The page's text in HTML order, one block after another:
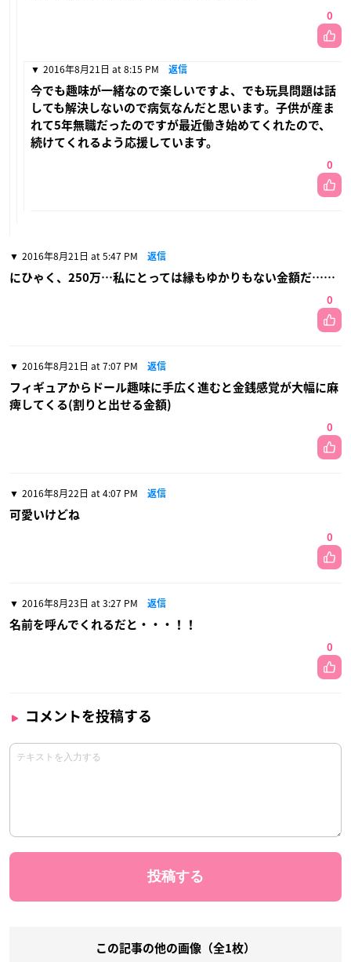
0
2016年8月21日 at 8:15 PM 返信
今でも趣味が一緒なので楽しいですよ、でも玩具問題は話
しても解決しないので病気なんだと思います。子供が産ま
れて5年無職だったのですが最近働き始めてくれたので、
続けてくれるよう応援しています。
0
2016年8月21日 at 5:47 PM 返信
にひゃく、250万…私にとっては縁もゆかりもない金額だ……
0
2016年8月21日 at 7:07 PM 返信
フィギュアからドール趣味に手広く進むと金銭感覚が大幅に麻
痺してくる(割りと出せる金額)
0
2016年8月22日 at 4:07 PM 返信
可愛いけどね
0
2016年8月23日 at 3:27 PM 返信
名前を呼んでくれるだと・・・！！
0
コメントを投稿する
この記事の他の画像（全1枚）